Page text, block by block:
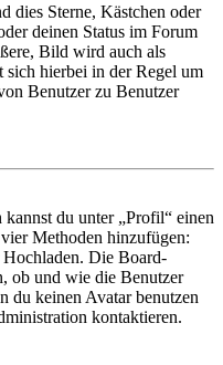
dies Sterne, Kästchen oder
deinen Status im Forum
Bild wird auch als
sich hierbei in der Regel um
Benutzer zu Benutzer
du unter „Profil“ einen
Methoden hinzufügen:
Hochladen. Die Board-
ob und wie die Benutzer
du keinen Avatar benutzen
kontaktieren.